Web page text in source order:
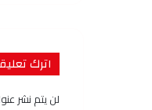
اترك
لن يتم نشر